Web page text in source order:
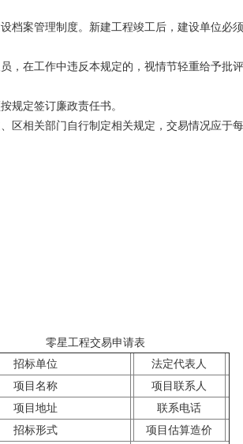
档案管理制度。新建工程竣工后，建设单位必
，在工作中违反本规定的，视情节轻重给予批
规定签订廉政责任书。
区相关部门自行制定相关规定，交易情况应于
零星工程交易申请表
招标单位
法定代表人
项目名称
项目联系人
项目地址
联系电话
招标形式
项目估算造价